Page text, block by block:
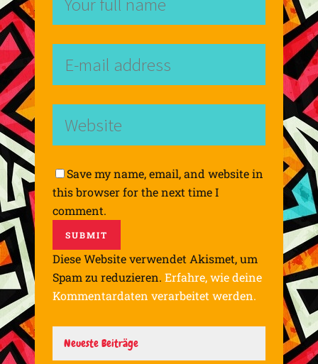
Save my name, email, and website in
this browser for the next time I
comment.
Diese Website verwendet Akismet, um
Spam zu reduzieren. Erfahre, wie deine
Kommentardaten verarbeitet werden.
Neueste Beiträge